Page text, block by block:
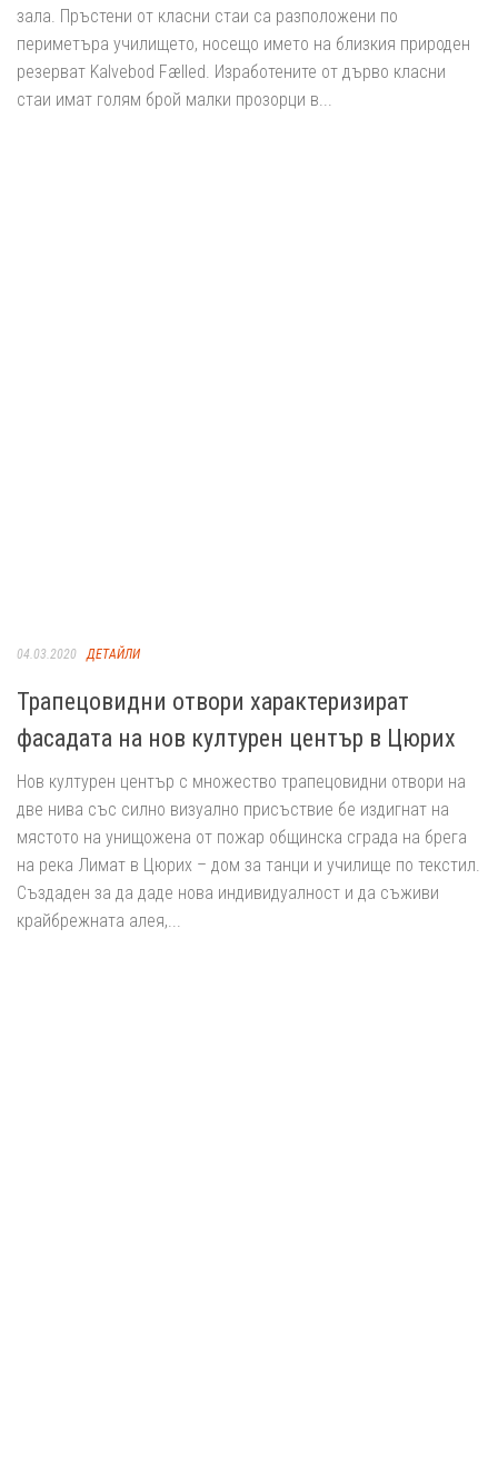
зала. Пръстени от класни стаи са разположени по
периметъра училището, носещо името на близкия природен
резерват Kalvebod Fælled. Изработените от дърво класни
стаи имат голям брой малки прозорци в...
04.03.2020 ДЕТАЙЛИ
Трапецовидни отвори характеризират
фасадата на нов културен център в Цюрих
Нов културен център с множество трапецовидни отвори на
две нива със силно визуално присъствие бе издигнат на
мястото на унищожена от пожар общинска сграда на брега
на река Лимат в Цюрих – дом за танци и училище по текстил.
Създаден за да даде нова индивидуалност и да съживи
крайбрежната алея,...